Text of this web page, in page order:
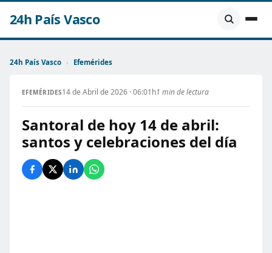
24h País Vasco
24h País Vasco › Efemérides
EFEMÉRIDES14 de Abril de 2026 · 06:01h1 min de lectura
Santoral de hoy 14 de abril:
santos y celebraciones del día